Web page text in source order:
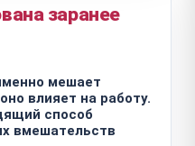
заранее
мешает
влияет на работу.
способ
вмешательств